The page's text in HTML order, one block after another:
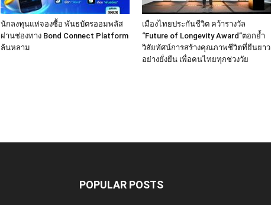
นักลงทุนแห่จองซื้อ พันธบัตรออมพลัส
ผ่านช่องทาง Bond Connect Platform
ล้นหลาม
เมืองไทยประกันชีวิต คว้ารางวัล
“Future of Longevity Award”ตอกย้ำ
วิสัยทัศน์การสร้างคุณภาพชีวิตที่ยืนยาว
อย่างยั่งยืน เพื่อคนไทยทุกช่วงวัย
POPULAR POSTS